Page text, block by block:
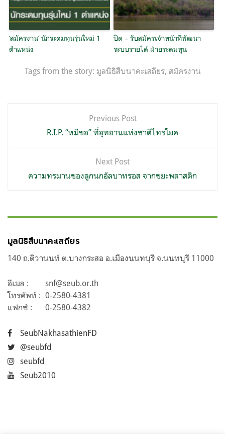
‘สมัครงาน’ นักระดมทุนรุ่นใหม่ 1
ตำแหน่ง
ปิด – รับสมัครเจ้าหน้าที่พัฒนา
ระบบรายได้ ฝ่ายระดมทุน
Tags from the story: มูลนิธิสืบนาคะเสถียร, สมัครงาน
Previous Post
R.I.P. “หมีขอ” ที่อุทยานแห่งชาติไทรโยค
Next Post
ความทรมานของลูกนกอัลบาทรอส จากขยะพลาสติก
มูลนิธิสืบนาคะเสถียร
140 ถ.ติวานนท์ ต.บางกระสอ อ.เมืองนนทบุรี จ.นนทบุรี 11000
อีเมล :
snf@seub.or.th
โทรศัพท์ : 0-2580-4381
แฟกซ์ :
0-2580-4382
SeubNakhasathienFD
@seubfd
seubfd
Seub2010